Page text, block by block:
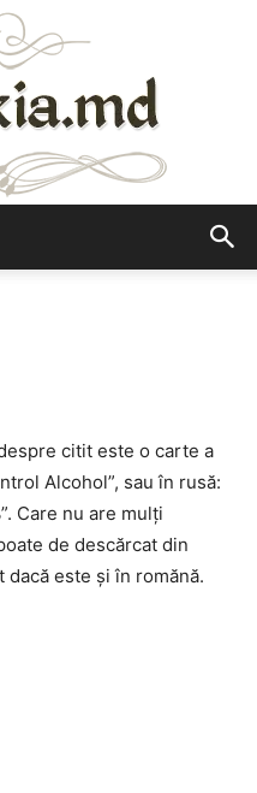
citit este o carte a
Alcohol”, sau în rusă:
Care nu are mulţi
de descărcat din
este şi în romănă.